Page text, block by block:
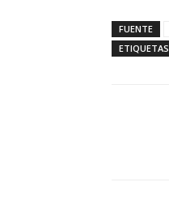
FUENTE
ETIQUETAS